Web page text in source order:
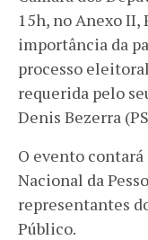
15h, no Anexo II,
importância da
processo
requerida pelo
Denis Bezerra
O evento
Nacional da
representantes
Público.